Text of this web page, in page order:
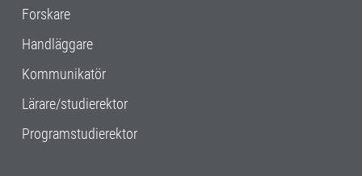
Forskare
Handläggare
Kommunikatör
Lärare/studierektor
Programstudierektor